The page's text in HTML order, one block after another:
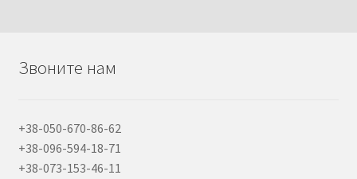
Звоните нам
+38-050-670-86-62
+38-096-594-18-71
+38-073-153-46-11